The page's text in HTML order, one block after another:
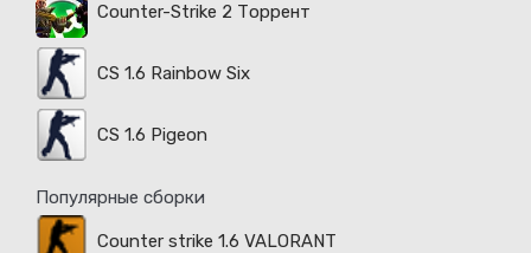
Counter-Strike 2 Торрент
CS 1.6 Rainbow Six
CS 1.6 Pigeon
Популярные сборки
Counter strike 1.6 VALORANT